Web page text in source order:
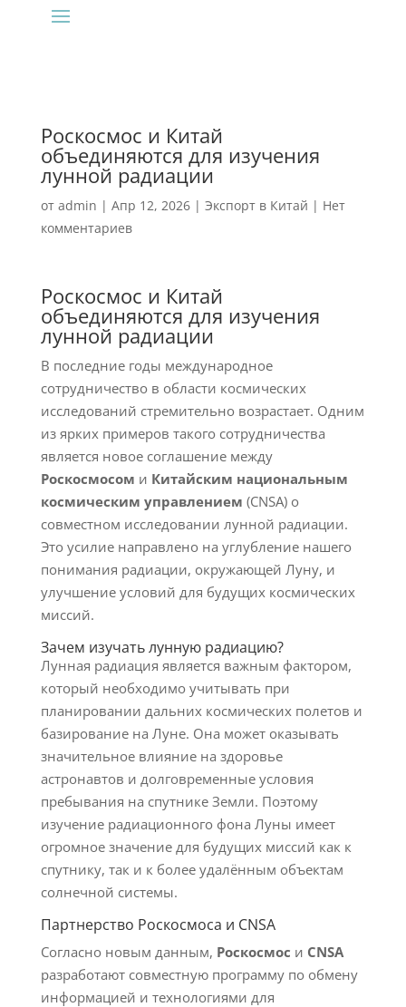
Роскосмос и Китай
объединяются для изучения
лунной радиации
от admin | Апр 12, 2026| Экспорт в Китай | Нет
комментариев
Роскосмос и Китай
объединяются для изучения
лунной радиации
В последние годы международное
сотрудничество в области космических
исследований стремительно возрастает. Одним
из ярких примеров такого сотрудничества
является новое соглашение между
Роскосмосом и Китайским национальным
космическим управлением (CNSA) о
совместном исследовании лунной радиации.
Это усилие направлено на углубление нашего
понимания радиации, окружающей Луну, и
улучшение условий для будущих космических
миссий.
Зачем изучать лунную радиацию?
Лунная радиация является важным фактором,
который необходимо учитывать при
планировании дальних космических полетов и
базирование на Луне. Она может оказывать
значительное влияние на здоровье
астронавтов и долговременные условия
пребывания на спутнике Земли. Поэтому
изучение радиационного фона Луны имеет
огромное значение для будущих миссий как к
спутнику, так и к более удалённым объектам
солнечной системы.
Партнерство Роскосмоса и CNSA
Согласно новым данным, Роскосмос и CNSA
разработают совместную программу по обмену
информацией и технологиями для